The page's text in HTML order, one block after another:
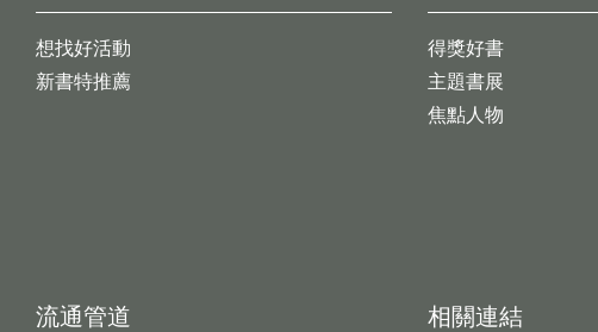
想找好活動
新書特推薦
得獎好書
主題書展
焦點人物
流通管道 相關連結